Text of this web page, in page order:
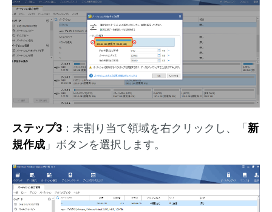
ステップ3 ：未割り当て領域を右クリックし、「 新
規作成 」ボタンを選択します。